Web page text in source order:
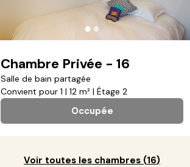
● ●
Chambre Privée - 16
Salle de bain partagée
Convient pour 1 | 12 m² | Étage 2
Occupée
Voir toutes les chambres (16)